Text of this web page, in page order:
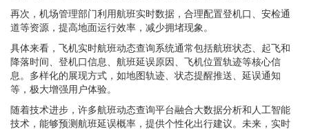
再次，机场管理部门利用航班实时数据，合理配置登机口、安检通
道等资源，提高地面运行效率，减少拥堵现象。
具体来看，飞机实时航班动态查询系统通常包括航班状态、起飞和
降落时间、登机口信息、航班延误原因、飞机位置轨迹等核心信
息。多样化的展现方式，如地图轨迹、状态提醒推送、延误通知
等，极大增强用户体验。
随着技术进步，许多航班动态查询平台融合大数据分析和人工智能
技术，能够预测航班延误概率，提供个性化出行建议。未来，实时